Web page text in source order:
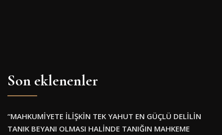
Son eklenenler
“MAHKUMİYETE İLİŞKİN TEK YAHUT EN GÜÇLÜ DELİLİN
TANIK BEYANI OLMASI HALİNDE TANIĞIN MAHKEME